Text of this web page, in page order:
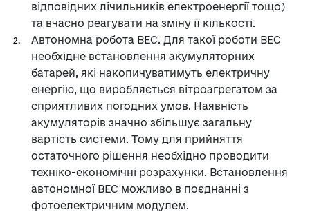
відповідних лічильників електроенергії тощо)
та вчасно реагувати на зміну її кількості.
Автономна робота ВЕС. Для такої роботи ВЕС
необхідне встановлення акумуляторних
батарей, які накопичуватимуть електричну
енергію, що виробляється вітроагрегатом за
сприятливих погодних умов. Наявність
акумуляторів значно збільшує загальну
вартість системи. Тому для прийняття
остаточного рішення необхідно проводити
техніко-економічні розрахунки. Встановлення
автономної ВЕС можливо в поєднанні з
фотоелектричним модулем.